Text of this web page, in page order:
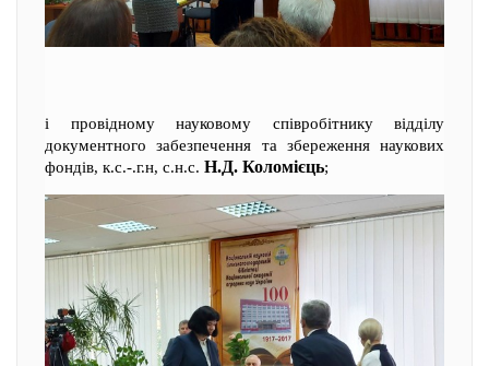
і провідному науковому співробітнику відділу
документного забезпечення та збереження наукових
фондів, к.с.-.г.н, с.н.с. Н.Д. Коломієць;